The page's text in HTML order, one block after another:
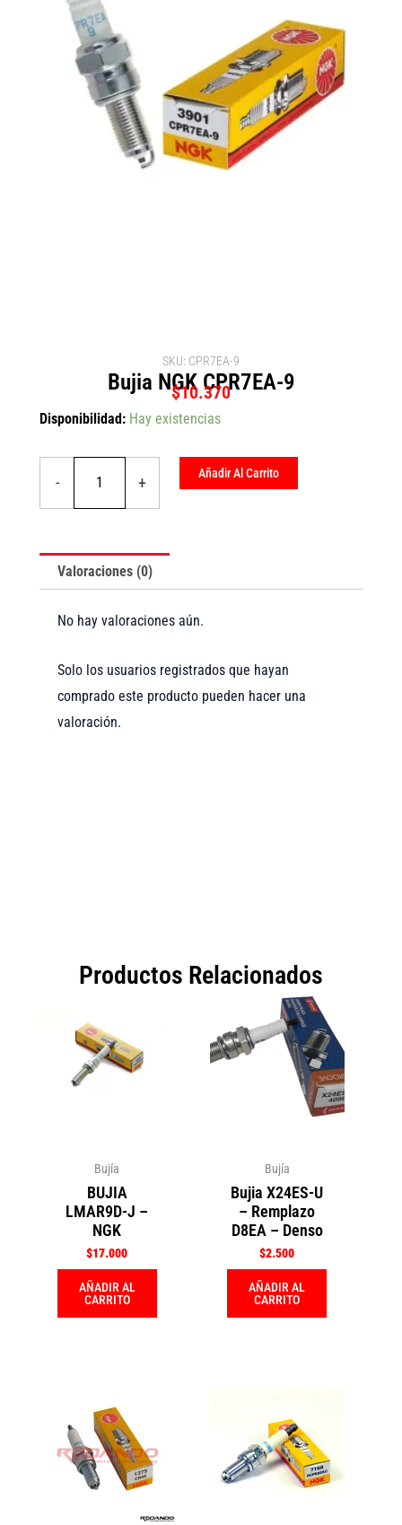
SKU: CPR7EA-9
Bujia NGK CPR7EA-9
$10.370
Disponibilidad: Hay existencias
-
Bujia
cantidad
+
Añadir Al Carrito
Valoraciones (0)
No hay valoraciones aún.
Solo los usuarios registrados que hayan
comprado este producto pueden hacer una
valoración.
Productos Relacionados
Bujía
BUJIA
LMAR9D-J –
NGK
$17.000
AÑADIR AL
CARRITO
Bujía
Bujia X24ES-U
– Remplazo
D8EA – Denso
$2.500
AÑADIR AL
CARRITO